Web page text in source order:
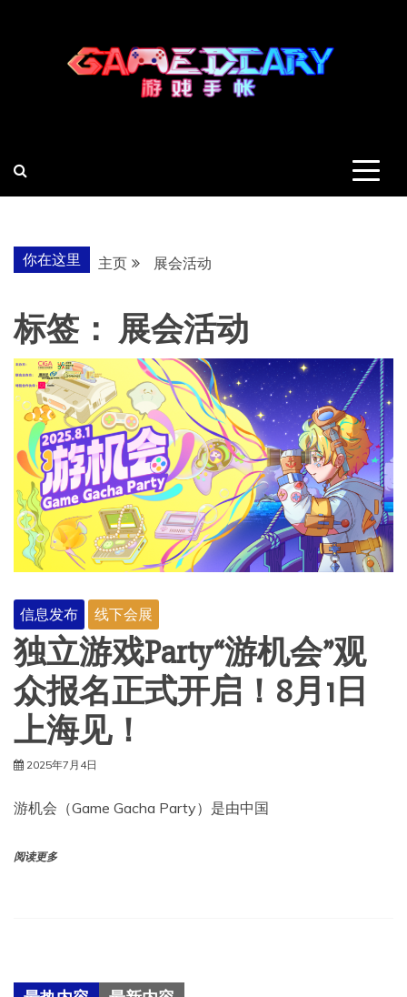
你在这里 主页 展会活动
标签： 展会活动
信息发布 线下会展
独立游戏Party“游机会”观
众报名正式开启！8月1日
上海见！
2025年7月4日
游机会（Game Gacha Party）是由中国
阅读更多